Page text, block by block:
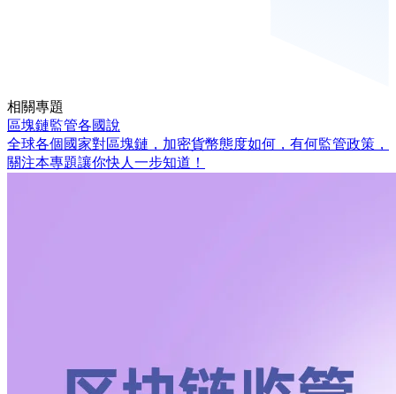
相關專題
區塊鏈監管各國說
全球各個國家對區塊鏈，加密貨幣態度如何，有何監管政策，
關注本專題讓你快人一步知道！